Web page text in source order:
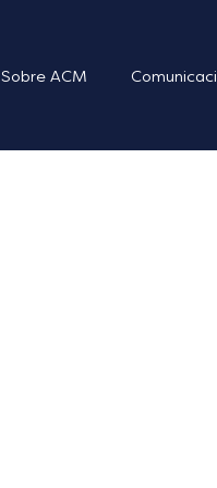
Sobre ACM